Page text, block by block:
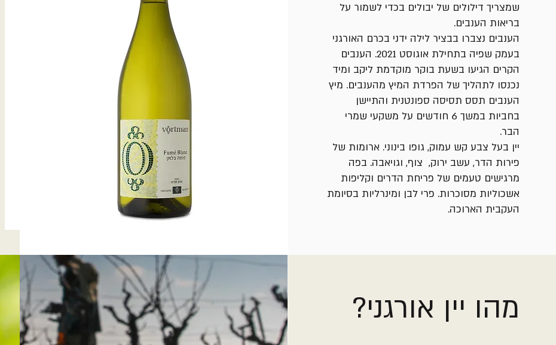
שמצריך דילולים של יבולים בכדי לשמור על
בריאות הענבים.
הענבים נצברו בבציר לילה ידני בכרם האורגני
בעמק שפיה בתחילת אוגוסט 2021. הענבים
הקרים הגיעו בשעת בוקר מוקדמת ליקב ומיד
נכנסו לתהליך של הפרדת המיץ מהענבים. מיץ
הענבים תסס תסיסה ספונטנית והתיישן
בחביות במשך 6 חודשים על משקעי שמרי
הבר.
יין בעל צבע קש עמוק, גופו בינוני. ארומות של
פירות הדר, עשב ירוק, צוף, וגויאבה. בפה
מרגישים טעמים של פריחת הדרים וקליפות
אשכוליות מסוכרות. פרי לבן ומינרליות בסיומת
העקבית הארוכה.
מהו יין אורגני?